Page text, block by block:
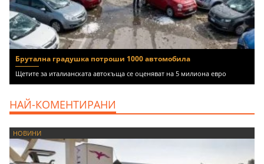
Брутална градушка потроши 1000 автомобила
Щетите за италианската автокъща се оценяват на 5 милиона евро
НАЙ-КОМЕНТИРАНИ
НОВИНИ